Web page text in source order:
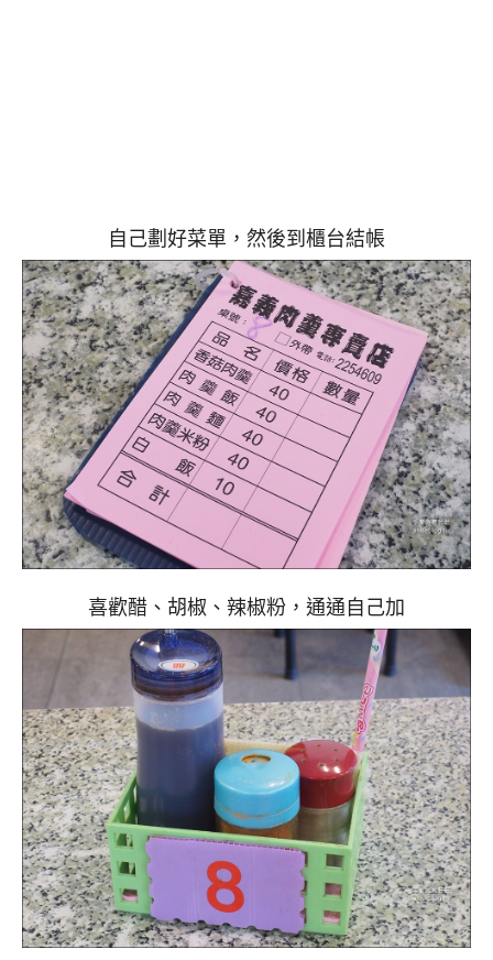
自己劃好菜單，然後到櫃台結帳
喜歡醋、胡椒、辣椒粉，通通自己加